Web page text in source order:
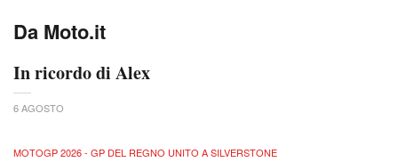
Da Moto.it
In ricordo di Alex
6 AGOSTO
MOTOGP 2026 - GP DEL REGNO UNITO A SILVERSTONE